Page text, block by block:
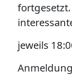
jeweils